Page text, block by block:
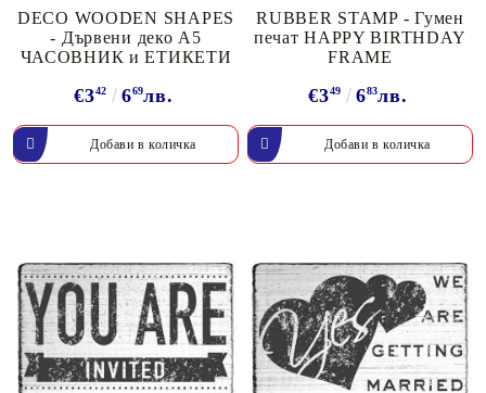
DECO WOODEN SHAPES
- Дървени деко A5
ЧАСОВНИК и ЕТИКЕТИ
€342 669лв.
RUBBER STAMP - Гумен
печат HAPPY BIRTHDAY
FRAME
€349 683лв.